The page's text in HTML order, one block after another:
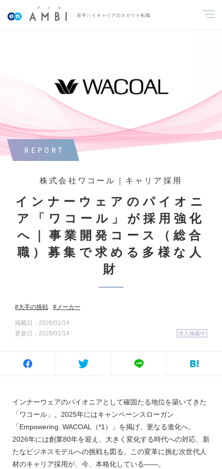
若手ハイキャリアのスカウト転職
REPORT
株式会社ワコール｜キャリア採用
インナーウェアのパイオニ
ア「ワコール」が採用強化
へ｜事業開発コース（総合
職）募集で求める多様な人
財
大手の挑戦 メーカー
掲載日：2026/01/14
更新日：2026/01/14
求人掲載中
インナーウェアのパイオニアとして確固たる地位を築いてきた
「ワコール」。2025年にはキャンペーンスローガン
「Empowering. WACOAL（*1）」を掲げ、更なる進化へ。
2026年には創業80年を迎え、大きく変化する時代への対応、新
たなビジネスモデルへの挑戦も図る。この変革に挑む次世代人
材のキャリア採用が、今、本格化している――。